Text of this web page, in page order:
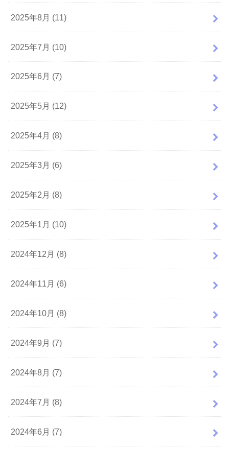
2025年8月 (11)
2025年7月 (10)
2025年6月 (7)
2025年5月 (12)
2025年4月 (8)
2025年3月 (6)
2025年2月 (8)
2025年1月 (10)
2024年12月 (8)
2024年11月 (6)
2024年10月 (8)
2024年9月 (7)
2024年8月 (7)
2024年7月 (8)
2024年6月 (7)